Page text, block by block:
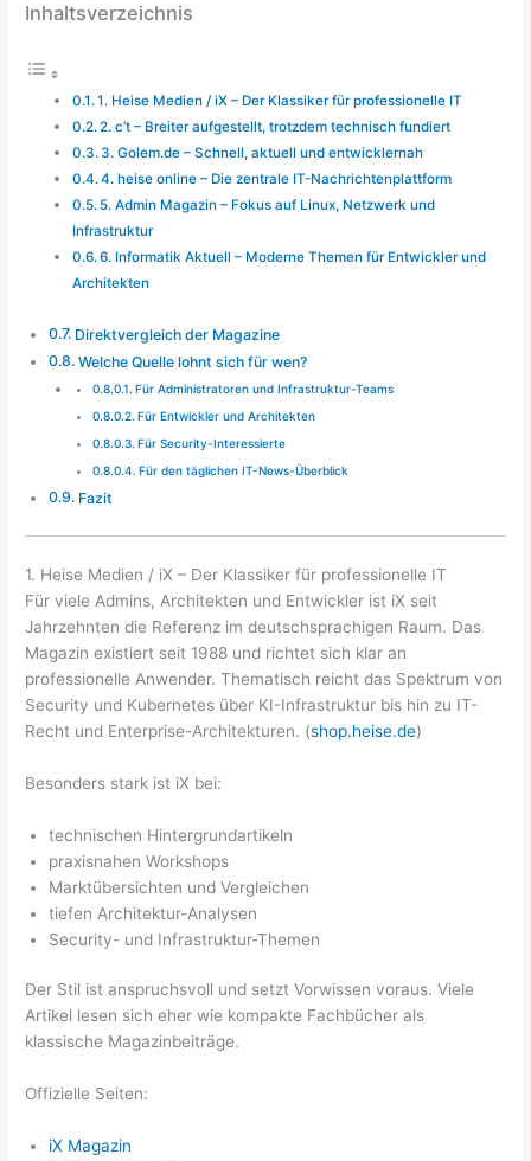
Inhaltsverzeichnis
1. Heise Medien / iX – Der Klassiker für professionelle IT
2. c’t – Breiter aufgestellt, trotzdem technisch fundiert
3. Golem.de – Schnell, aktuell und entwicklernah
4. heise online – Die zentrale IT-Nachrichtenplattform
5. Admin Magazin – Fokus auf Linux, Netzwerk und
Infrastruktur
6. Informatik Aktuell – Moderne Themen für Entwickler und
Architekten
Direktvergleich der Magazine
Welche Quelle lohnt sich für wen?
Für Administratoren und Infrastruktur-Teams
Für Entwickler und Architekten
Für Security-Interessierte
Für den täglichen IT-News-Überblick
Fazit
1. Heise Medien / iX – Der Klassiker für professionelle IT
Für viele Admins, Architekten und Entwickler ist iX seit
Jahrzehnten die Referenz im deutschsprachigen Raum. Das
Magazin existiert seit 1988 und richtet sich klar an
professionelle Anwender. Thematisch reicht das Spektrum von
Security und Kubernetes über KI-Infrastruktur bis hin zu IT-
Recht und Enterprise-Architekturen. (shop.heise.de)
Besonders stark ist iX bei:
technischen Hintergrundartikeln
praxisnahen Workshops
Marktübersichten und Vergleichen
tiefen Architektur-Analysen
Security- und Infrastruktur-Themen
Der Stil ist anspruchsvoll und setzt Vorwissen voraus. Viele
Artikel lesen sich eher wie kompakte Fachbücher als
klassische Magazinbeiträge.
Offizielle Seiten:
iX Magazin